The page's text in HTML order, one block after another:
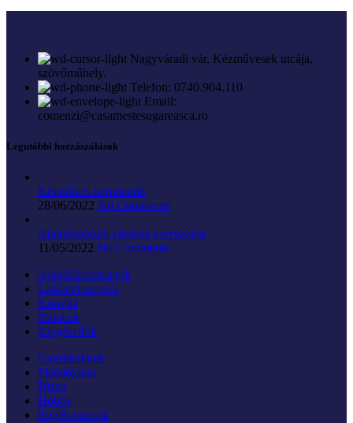
Nagyváradi vár, Kézművesek utcája,
szövőműhely.
Telefon: 0740.904.110
Email:
comenzi@casamestesugareasca.ro
Legutóbbi hozzászólások
Kézműves bemutatók
28/06/2022 No Comments
Népművészeti vásárok szervezése
11/05/2022 No Comments
Ajándékcsomagok
Lakásfelszerelés
Konyha
Ruházat
Kiegészítők
Gyerekeknek
Fiataloknak
Bizsu
Hobby
Egyéb cuccok